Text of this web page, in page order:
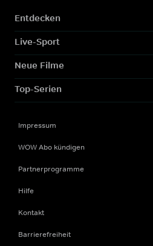
Entdecken
Live-Sport
Neue Filme
Top-Serien
Impressum
WOW Abo kündigen
Partnerprogramme
Hilfe
Kontakt
Barrierefreiheit